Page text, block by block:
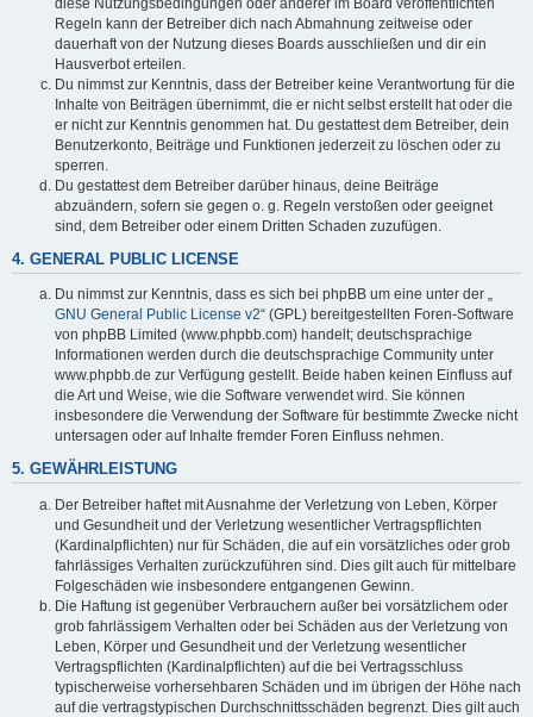
Regeln kann der Betreiber dich nach Abmahnung zeitweise oder
dauerhaft von der Nutzung dieses Boards ausschließen und dir ein
Hausverbot erteilen.
Du nimmst zur Kenntnis, dass der Betreiber keine Verantwortung für die
Inhalte von Beiträgen übernimmt, die er nicht selbst erstellt hat oder die
er nicht zur Kenntnis genommen hat. Du gestattest dem Betreiber, dein
Benutzerkonto, Beiträge und Funktionen jederzeit zu löschen oder zu
sperren.
Du gestattest dem Betreiber darüber hinaus, deine Beiträge
abzuändern, sofern sie gegen o. g. Regeln verstoßen oder geeignet
sind, dem Betreiber oder einem Dritten Schaden zuzufügen.
4. GENERAL PUBLIC LICENSE
Du nimmst zur Kenntnis, dass es sich bei phpBB um eine unter der „
GNU General Public License v2“ (GPL) bereitgestellten Foren-Software
von phpBB Limited (www.phpbb.com) handelt; deutschsprachige
Informationen werden durch die deutschsprachige Community unter
www.phpbb.de zur Verfügung gestellt. Beide haben keinen Einfluss auf
die Art und Weise, wie die Software verwendet wird. Sie können
insbesondere die Verwendung der Software für bestimmte Zwecke nicht
untersagen oder auf Inhalte fremder Foren Einfluss nehmen.
5. GEWÄHRLEISTUNG
Der Betreiber haftet mit Ausnahme der Verletzung von Leben, Körper
und Gesundheit und der Verletzung wesentlicher Vertragspflichten
(Kardinalpflichten) nur für Schäden, die auf ein vorsätzliches oder grob
fahrlässiges Verhalten zurückzuführen sind. Dies gilt auch für mittelbare
Folgeschäden wie insbesondere entgangenen Gewinn.
Die Haftung ist gegenüber Verbrauchern außer bei vorsätzlichem oder
grob fahrlässigem Verhalten oder bei Schäden aus der Verletzung von
Leben, Körper und Gesundheit und der Verletzung wesentlicher
Vertragspflichten (Kardinalpflichten) auf die bei Vertragsschluss
typischerweise vorhersehbaren Schäden und im übrigen der Höhe nach
auf die vertragstypischen Durchschnittsschäden begrenzt. Dies gilt auch